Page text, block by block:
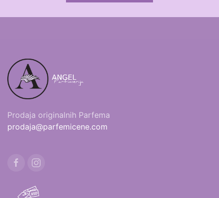
Prodaja originalnih Parfema
prodaja@parfemicene.com